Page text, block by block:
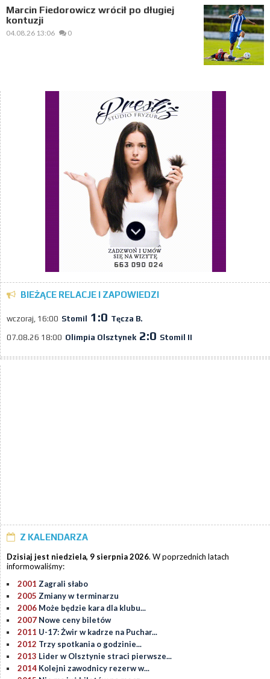
Marcin Fiedorowicz wrócił po długiej
kontuzji
04.08.26 13:06 0
BIEŻĄCE RELACJE I ZAPOWIEDZI
wczoraj, 16:00 Stomil 1:0 Tęcza B.
07.08.26 18:00 Olimpia Olsztynek 2:0 Stomil II
Z KALENDARZA
Dzisiaj jest niedziela, 9 sierpnia 2026. W poprzednich latach
informowaliśmy:
2001 Zagrali słabo
2005 Zmiany w terminarzu
2006 Może będzie kara dla klubu...
2007 Nowe ceny biletów
2011 U-17: Żwir w kadrze na Puchar...
2012 Trzy spotkania o godzinie...
2013 Lider w Olsztynie straci pierwsze...
2014 Kolejni zawodnicy rezerw w...